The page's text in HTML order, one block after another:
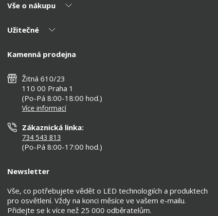
O nás
Kontakty
Vše o nákupu
Výhody T-LED
Montáž
Nejčastější dotazy
Než koupíte
Osvětlení dle místnosti
Užitečné
Reklamace a vrácení
Zásady ochrany soukromí
Nastavení cookies
Prohlášení o přístupnosti
Kamenná prodejna
Žitná 610/23
110 00 Praha 1
(Po-Pá 8:00-18:00 hod.)
Více informací
Zákaznická linka:
734 543 813
(Po-Pá 8:00-17:00 hod.)
Newsletter
Vše, co potřebujete vědět o LED technologiích a produktech
pro osvětlení. Vždy na konci měsíce ve vašem e-mailu.
Přidejte se k více než 25 000 odběratelům.